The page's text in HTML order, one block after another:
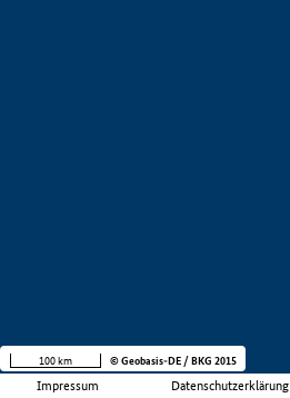
Impressum Datenschutzerklärung
100 km © Geobasis-DE / BKG 2015